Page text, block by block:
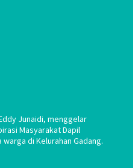
Junaidi, menggelar
Masyarakat Dapil
di Kelurahan Gadang.